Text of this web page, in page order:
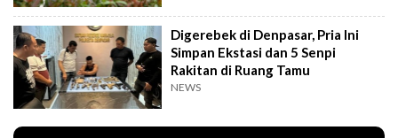
Digerebek di Denpasar, Pria Ini
Simpan Ekstasi dan 5 Senpi
Rakitan di Ruang Tamu
NEWS